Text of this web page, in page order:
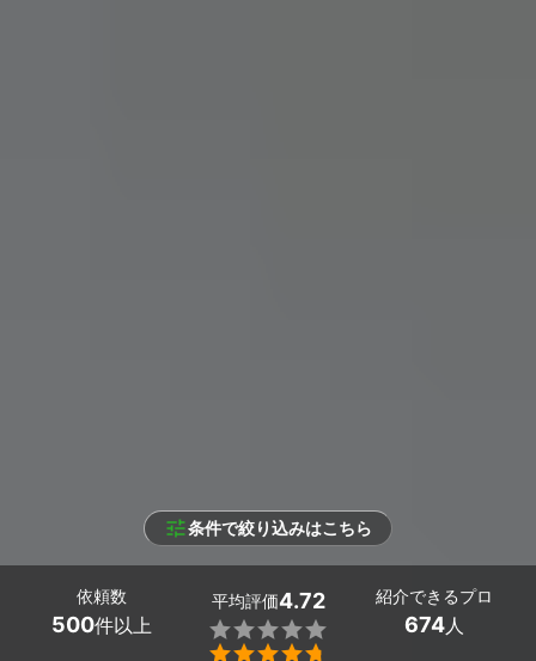
条件で絞り込みはこちら
依頼数
500件以上
平均評価4.72


紹介できるプロ
674人